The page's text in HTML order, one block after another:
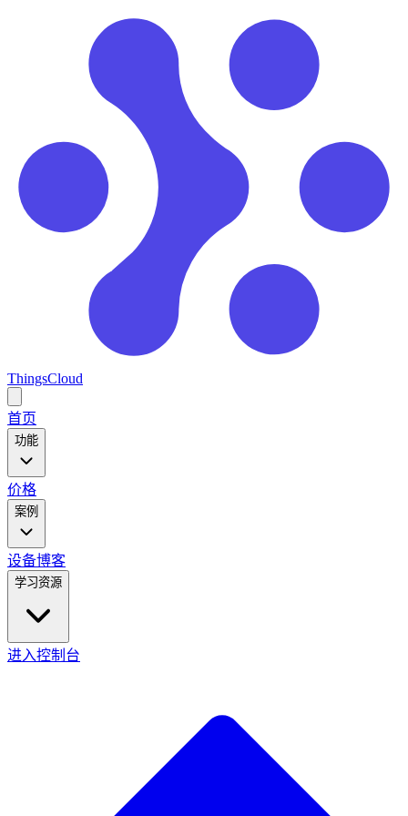
ThingsCloud
main
menu
首页
功能
价格
案例
设备博客
学习资源
进入控制台